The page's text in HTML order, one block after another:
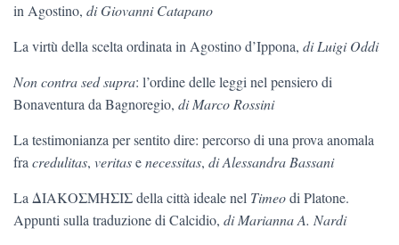
in Agostino, di Giovanni Catapano
La virtù della scelta ordinata in Agostino d’Ippona, di Luigi Oddi
Non contra sed supra: l’ordine delle leggi nel pensiero di
Bonaventura da Bagnoregio, di Marco Rossini
La testimonianza per sentito dire: percorso di una prova anomala
fra credulitas, veritasenecessitas, di Alessandra Bassani
La ΔΙΑΚΟΣΜΗΣΙΣ della città ideale nel Timeodi Platone.
Appunti sulla traduzione di Calcidio, di Marianna A. Nardi